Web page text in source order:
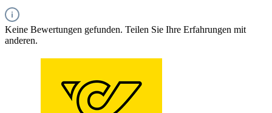
Keine Bewertungen gefunden. Teilen Sie Ihre Erfahrungen mit
anderen.